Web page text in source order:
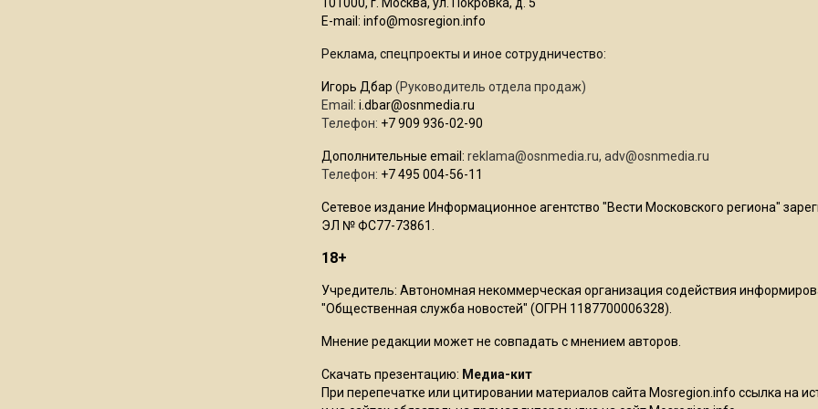
E-mail: info@mosregion.info
Реклама, спецпроекты и иное сотрудничество:
Игорь Дбар (Руководитель отдела продаж)
Email: i.dbar@osnmedia.ru
Телефон: +7 909 936-02-90
Дополнительные email: reklama@osnmedia.ru, adv@osnmedia.ru
Телефон: +7 495 004-56-11
Сетевое издание Информационное агентство "Вести Московского региона"
ЭЛ № ФС77-73861.
18+
Учредитель: Автономная некоммерческая организация содействия
"Общественная служба новостей" (ОГРН 1187700006328).
Мнение редакции может не совпадать с мнением авторов.
Скачать презентацию: Медиа-кит
При перепечатке или цитировании материалов сайта Mosregion.info ссылка на